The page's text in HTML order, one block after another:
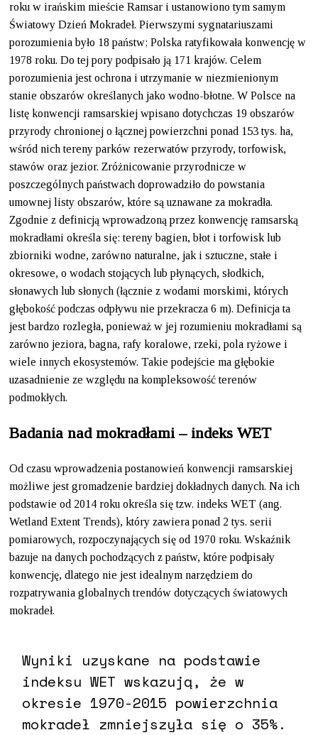
roku w irańskim mieście Ramsar i ustanowiono tym samym
Światowy Dzień Mokradeł. Pierwszymi sygnatariuszami
porozumienia było 18 państw; Polska ratyfikowała konwencję w
1978 roku. Do tej pory podpisało ją 171 krajów. Celem
porozumienia jest ochrona i utrzymanie w niezmienionym
stanie obszarów określanych jako wodno-błotne. W Polsce na
listę konwencji ramsarskiej wpisano dotychczas 19 obszarów
przyrody chronionej o łącznej powierzchni ponad 153 tys. ha,
wśród nich tereny parków rezerwatów przyrody, torfowisk,
stawów oraz jezior. Zróżnicowanie przyrodnicze w
poszczególnych państwach doprowadziło do powstania
umownej listy obszarów, które są uznawane za mokradła.
Zgodnie z definicją wprowadzoną przez konwencję ramsarską
mokradłami określa się: tereny bagien, błot i torfowisk lub
zbiorniki wodne, zarówno naturalne, jak i sztuczne, stałe i
okresowe, o wodach stojących lub płynących, słodkich,
słonawych lub słonych (łącznie z wodami morskimi, których
głębokość podczas odpływu nie przekracza 6 m). Definicja ta
jest bardzo rozległa, ponieważ w jej rozumieniu mokradłami są
zarówno jeziora, bagna, rafy koralowe, rzeki, pola ryżowe i
wiele innych ekosystemów. Takie podejście ma głębokie
uzasadnienie ze względu na kompleksowość terenów
podmokłych.
Badania nad mokradłami – indeks WET
Od czasu wprowadzenia postanowień konwencji ramsarskiej
możliwe jest gromadzenie bardziej dokładnych danych. Na ich
podstawie od 2014 roku określa się tzw. indeks WET (ang.
Wetland Extent Trends), który zawiera ponad 2 tys. serii
pomiarowych, rozpoczynających się od 1970 roku. Wskaźnik
bazuje na danych pochodzących z państw, które podpisały
konwencję, dlatego nie jest idealnym narzędziem do
rozpatrywania globalnych trendów dotyczących światowych
mokradeł.
Wyniki uzyskane na podstawie
indeksu WET wskazują, że w
okresie 1970-2015 powierzchnia
mokradeł zmniejszyła się o 35%.